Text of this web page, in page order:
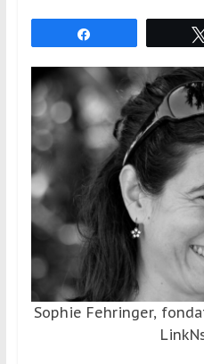
déplacent
en
France
l’étranger
pour
assouvir
leur
passion,
tout
profitant
Sophie Fehringer,